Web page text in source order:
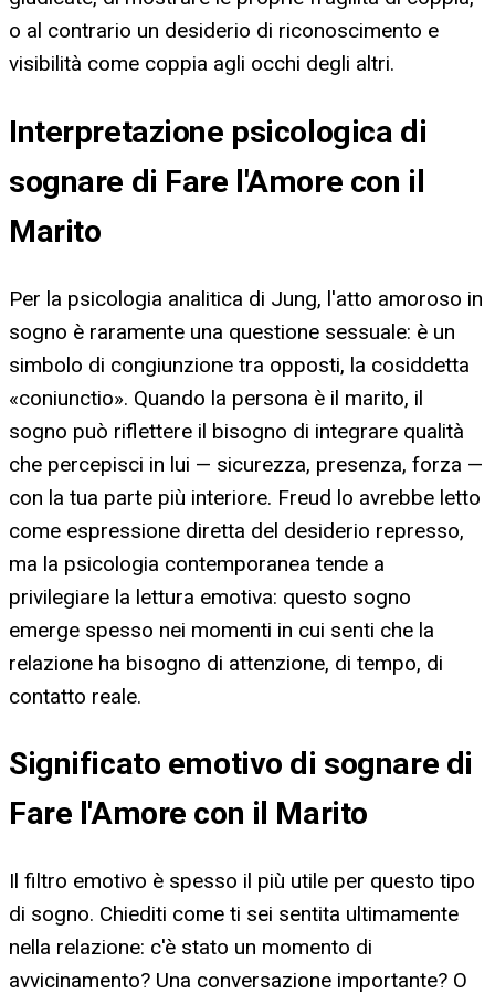
o al contrario un desiderio di riconoscimento e
visibilità come coppia agli occhi degli altri.
Interpretazione psicologica di
sognare di Fare l'Amore con il
Marito
Per la psicologia analitica di Jung, l'atto amoroso in
sogno è raramente una questione sessuale: è un
simbolo di congiunzione tra opposti, la cosiddetta
«coniunctio». Quando la persona è il marito, il
sogno può riflettere il bisogno di integrare qualità
che percepisci in lui — sicurezza, presenza, forza —
con la tua parte più interiore. Freud lo avrebbe letto
come espressione diretta del desiderio represso,
ma la psicologia contemporanea tende a
privilegiare la lettura emotiva: questo sogno
emerge spesso nei momenti in cui senti che la
relazione ha bisogno di attenzione, di tempo, di
contatto reale.
Significato emotivo di sognare di
Fare l'Amore con il Marito
Il filtro emotivo è spesso il più utile per questo tipo
di sogno. Chiediti come ti sei sentita ultimamente
nella relazione: c'è stato un momento di
avvicinamento? Una conversazione importante? O